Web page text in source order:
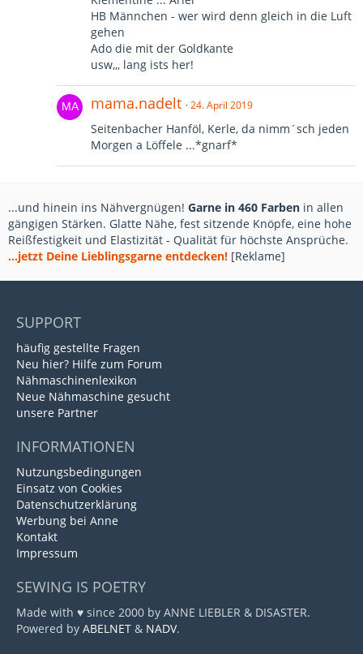
HB Männchen - wer wird denn gleich in die Luft
gehen
Ado die mit der Goldkante
usw,,, lang ists her!
mama.nadelt 24. April 2019
Seitenbacher Hanföl, Kerle, da nimm´sch jeden
Morgen a Löffele ...*gnarf*
...und hinein ins Nähvergnügen! Garne in 460 Farben in allen
gängigen Stärken. Glatte Nähe, fest sitzende Knöpfe, eine hohe
Reißfestigkeit und Elastizität - Qualität für höchste Ansprüche.
...jetzt Deine Lieblingsgarne entdecken! [Reklame]
SUPPORT
häufig gestellte Fragen
Neu hier? Hilfe zum Forum
Nähmaschinenlexikon
Neue Nähmaschine gesucht
unsere Partner
INFORMATIONEN
Nutzungsbedingungen
Einsatz von Cookies
Datenschutzerklärung
Werbung bei Anne
Kontakt
Impressum
SEWING IS POETRY
Made with ♥ since 2000 by ANNE LIEBLER & DISASTER.
Powered by ABELNET & NADV.